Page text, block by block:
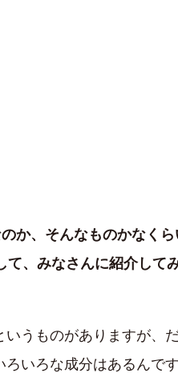
か、そんなものかなくら
、みなさんに紹介して
うものがありますが、
いろな成分はあるんで